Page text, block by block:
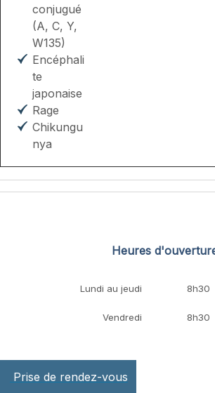
conjugué
(A, C, Y,
W135)
Encéphali
te
japonaise
Rage
Chikungu
nya
Heures
Lundi au jeudi 8h30
Vendredi 8h30
Prise de rendez-vous